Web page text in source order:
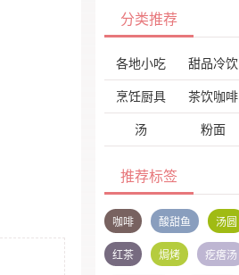
分类推荐
各地小吃 甜品冷饮
烹饪厨具 茶饮咖啡
汤 粉面
推荐标签
咖啡 酸甜鱼 汤圆
红茶 焗烤 疙瘩汤